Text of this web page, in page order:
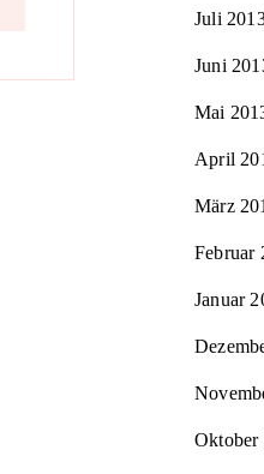
Juli
Juni
Mai
April
März
Februar
Januar
Oktober